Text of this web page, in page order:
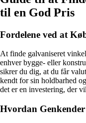
til en God Pris
Fordelene ved at
At finde galvaniseret
enhver bygge- eller
sikrer du dig, at du får
kendt for sin holdbarhed
det er en investering, der
Hvordan